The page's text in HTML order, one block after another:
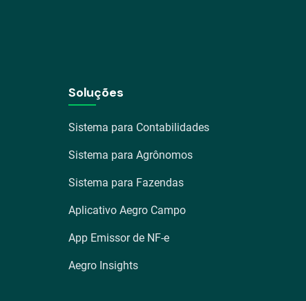
Soluções
Sistema para Contabilidades
Sistema para Agrônomos
Sistema para Fazendas
Aplicativo Aegro Campo
App Emissor de NF-e
Aegro Insights